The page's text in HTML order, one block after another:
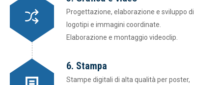
Progettazione, elaborazione e sviluppo di
logotipi e immagini coordinate.
Elaborazione e montaggio videoclip.
6. Stampa
Stampe digitali di alta qualità per poster,